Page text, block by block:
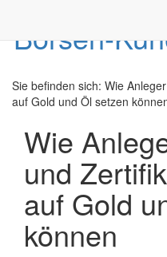
Sie befinden sich: Wie
auf Gold und Öl setzen
Wie
und
auf Gold
können